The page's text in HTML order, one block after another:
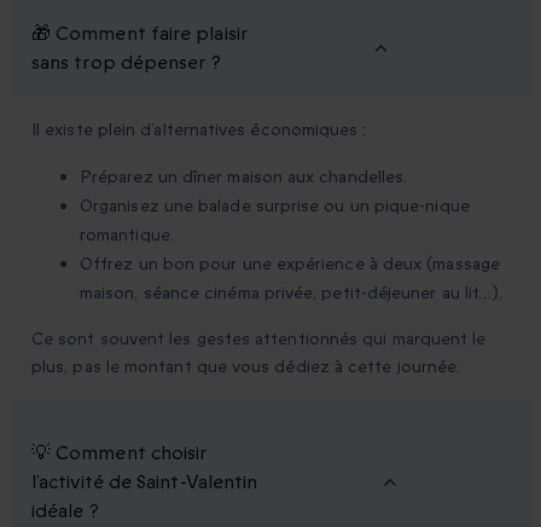
🎁 Comment faire plaisir
sans trop dépenser ?
Il existe plein d’alternatives économiques :
Préparez un dîner maison aux chandelles.
Organisez une balade surprise ou un pique-nique
romantique.
Offrez un bon pour une expérience à deux (massage
maison, séance cinéma privée, petit-déjeuner au lit…).
Ce sont souvent les gestes attentionnés qui marquent le
plus, pas le montant que vous dédiez à cette journée.
💡 Comment choisir
l’activité de Saint-Valentin
idéale ?